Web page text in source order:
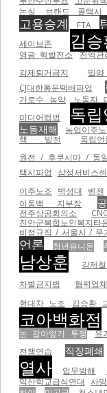
논실
브랜드 콜택시
고용승계 FTA
세이브존
김
영광 핵발전소 전액관
강제퇴거금지
밀
CJ대한통운택배파업
가로수 농약 노동자
미디어렙법 독
노동재해 농업이주
핵 발전 독립
원전 / 후쿠시마 / 동
택시파업 삼성서비스
이주노조 벽성대 벤젠
이동백 지부장
전주상공회의소
진안군복합노인복지타
비정규직 / 서울시 / 무
언론 청년유니온
남상훈 강제
차별금지법
협력업체
현대차 노조 김승환
코아백화점
논 갈아엎기 투쟁 유
전쟁연습
직장폐쇄
열사
업무방해
익산학교급식연대 사망